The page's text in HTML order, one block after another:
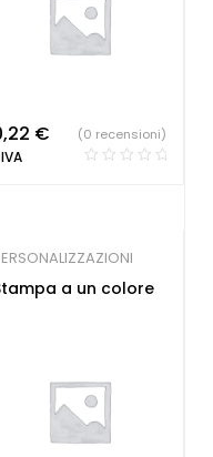
€ (0 recensioni)
a un colore